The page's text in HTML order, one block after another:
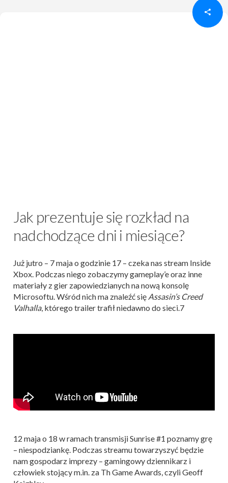
Jak prezentuje się rozkład na
nadchodzące dni i miesiące?
Już jutro – 7 maja o godzinie 17 – czeka nas stream Inside
Xbox. Podczas niego zobaczymy gameplay’e oraz inne
materiały z gier zapowiedzianych na nową konsolę
Microsoftu. Wśród nich ma znaleźć się Assasin’s Creed
Valhalla, którego trailer trafił niedawno do sieci.7
12 maja o 18 w ramach transmisji Sunrise #1 poznamy grę
– niespodziankę. Podczas streamu towarzyszyć będzie
nam gospodarz imprezy – gamingowy dziennikarz i
człowiek stojący m.in. za Th Game Awards, czyli Geoff